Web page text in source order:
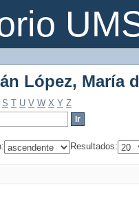
López, María
López, María
S T U V W X Y Z
Resultados: